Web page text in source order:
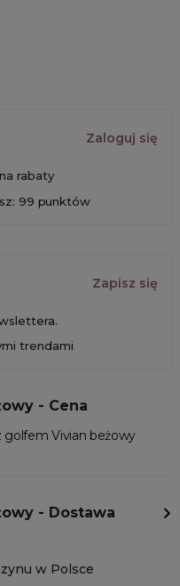
Zaloguj się
rabaty
99 punktów
Zapisz się
trendami
- Cena
Vivian beżowy
- Dostawa
w Polsce